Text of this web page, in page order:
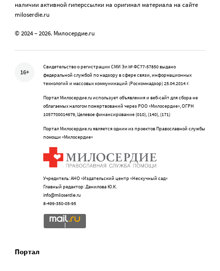
наличии активной гиперссылки на оригинал материала на сайте
miloserdie.ru
© 2024 – 2026. Милосердие.ru
16+
Свидетельство о регистрации СМИ Эл № ФС77-57850 выдано
федеральной службой по надзору в сфере связи, информационных
технологий и массовых коммуникаций (Роскомнадзор) 25.04.2014 г.
Портал Милосердие.ru использует объявления и веб-сайт для сбора не
облагаемых налогом пожертвований через РОО «Милосердие», ОГРН
1057700014679, Целевое финансирование (010), (140), (171)
Портал Милосердие.ru является одним из проектов Православной службы
помощи «Милосердие»
Учредитель: АНО «Издательский центр «Нескучный сад»
Главный редактор: Данилова Ю.К.
info@miloserdie.ru
8-499-350-05-95
Портал